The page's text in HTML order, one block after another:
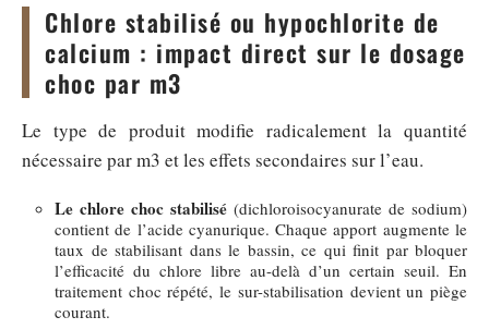
Chlore stabilisé ou hypochlorite de
calcium : impact direct sur le dosage
choc par m3
Le type de produit modifie radicalement la quantité
nécessaire par m3 et les effets secondaires sur l’eau.
Le chlore choc stabilisé (dichloroisocyanurate de sodium)
contient de l’acide cyanurique. Chaque apport augmente le
taux de stabilisant dans le bassin, ce qui finit par bloquer
l’efficacité du chlore libre au-delà d’un certain seuil. En
traitement choc répété, le sur-stabilisation devient un piège
courant.